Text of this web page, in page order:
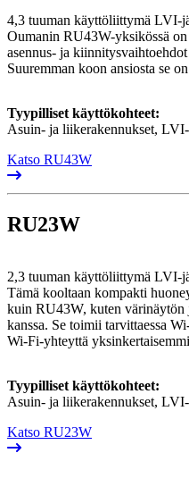
4,3 tuuman käyttöliittymä LVI-
Oumanin RU43W-yksikössä
asennus- ja
Suuremman koon ansiosta se
Tyypilliset käyttökohteet:
Asuin- ja liikerakennukset,
Katso RU43W
RU23W
2,3 tuuman käyttöliittymä LVI-
Tämä kooltaan kompakti
kuin RU43W, kuten
kanssa. Se toimii tarvittaessa
Wi-Fi-yhteyttä
Tyypilliset käyttökohteet:
Asuin- ja liikerakennukset,
Katso RU23W